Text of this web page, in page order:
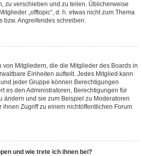
zu verschieben und zu teilen. Üblicherweise
„offtopic“, d. h. etwas nicht zum Thema
bzw. Angreifendes schreiben.
von Mitgliedern, die die Mitglieder des Boards in
Einheiten aufteilt. Jedes Mitglied kann
jeder Gruppe können Berechtigungen
es den Administratoren, Berechtigungen für
ändern und sie zum Beispiel zu Moderatoren
Zugriff zu einem nichtöffentlichen Forum
und wie trete ich ihnen bei?